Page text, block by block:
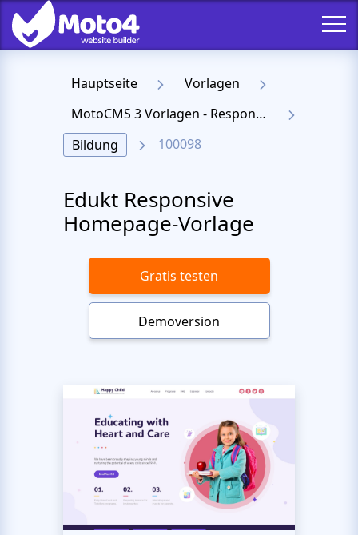
Hauptseite
Vorlagen
MotoCMS 3 Vorlagen - Responsive Templates für Website
Bildung
100098
Edukt Responsive
Homepage-Vorlage
Gratis testen
Demoversion